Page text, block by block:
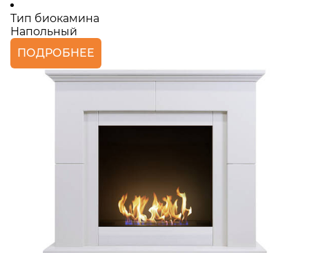
Тип биокамина
Напольный
ПОДРОБНЕЕ